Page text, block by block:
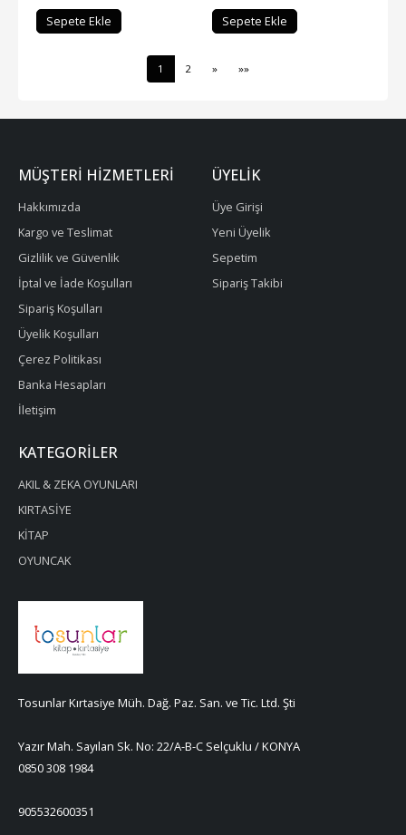
Sepete Ekle Sepete Ekle
1 2 » »»
MÜŞTERI HIZMETLERI
Hakkımızda
Kargo ve Teslimat
Gizlilik ve Güvenlik
İptal ve İade Koşulları
Sipariş Koşulları
Üyelik Koşulları
Çerez Politikası
Banka Hesapları
İletişim
ÜYELIK
Üye Girişi
Yeni Üyelik
Sepetim
Sipariş Takibi
KATEGORILER
AKIL & ZEKA OYUNLARI
KIRTASİYE
KİTAP
OYUNCAK
Tosunlar Kırtasiye Müh. Dağ. Paz. San. ve Tic. Ltd. Şti
Yazır Mah. Sayılan Sk. No: 22/A-B-C Selçuklu / KONYA
0850 308 1984
905532600351